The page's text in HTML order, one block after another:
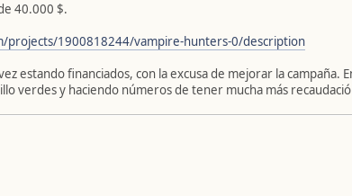
40.000 $.
projects/1900818244/vampire-hunters-0/description
estando financiados, con la excusa de mejorar la campaña.
verdes y haciendo números de tener mucha más